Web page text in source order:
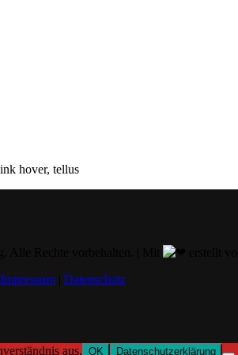
hover, tellus
Datenschutz
aus. OK Datenschutzerklärung